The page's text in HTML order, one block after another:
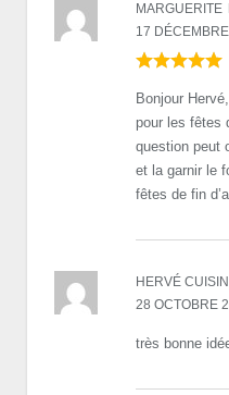
MARGUERITE
17
Bonjour
pour les fêtes
question peut
et la garnir le
fêtes de fin
HERVÉ
28 OCTOBRE
très bonne